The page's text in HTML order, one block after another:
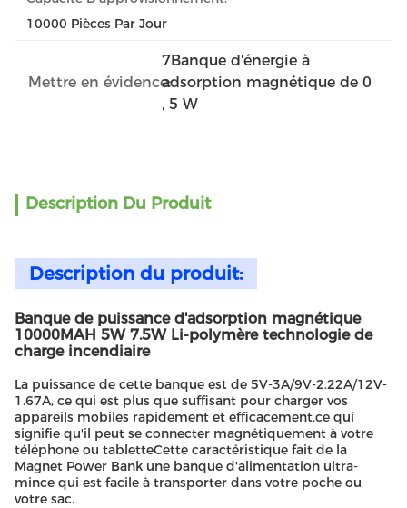
10000 Pièces Par Jour
Mettre en évidence:
7Banque d'énergie à
adsorption magnétique de 0
, 5 W
Description Du Produit
Description du produit:
Banque de puissance d'adsorption magnétique
10000MAH 5W 7.5W Li-polymère technologie de
charge incendiaire
La puissance de cette banque est de 5V-3A/9V-2.22A/12V-
1.67A, ce qui est plus que suffisant pour charger vos
appareils mobiles rapidement et efficacement.ce qui
signifie qu'il peut se connecter magnétiquement à votre
téléphone ou tabletteCette caractéristique fait de la
Magnet Power Bank une banque d'alimentation ultra-
mince qui est facile à transporter dans votre poche ou
votre sac.